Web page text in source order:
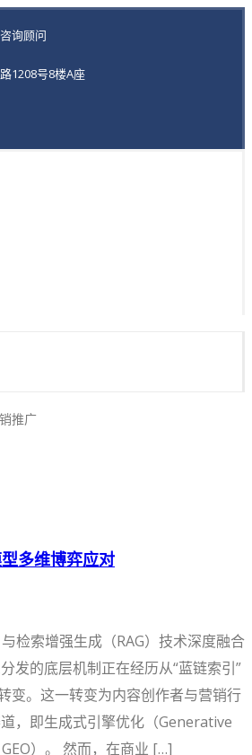
询顾问
1208号8楼A座
推广
型多维博弈应对
检索增强生成（RAG）技术深度融合
发的底层机制正在经历从“蓝链索引”
变。这一转变为内容创作者与营销行
，即生成式引擎优化（Generative
）。 然而，在商业 […]